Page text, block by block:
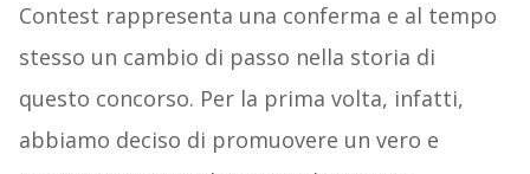
Contest rappresenta una conferma e al tempo
stesso un cambio di passo nella storia di
questo concorso. Per la prima volta, infatti,
abbiamo deciso di promuovere un vero e